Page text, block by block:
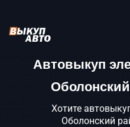
Автовыкуп
Хотите
Оболонский